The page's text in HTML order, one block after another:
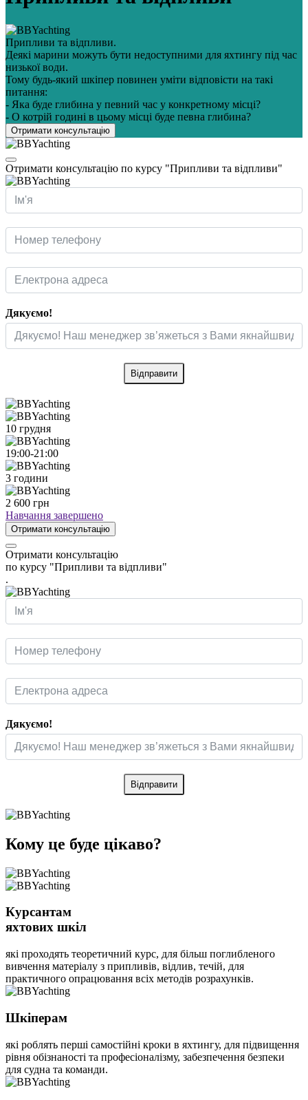
Припливи та відпливи.
Деякі марини можуть бути недоступними для яхтингу під час
низької води.
Тому будь-який шкіпер повинен уміти відповісти на такі
питання:
- Яка буде глибина у певний час у конкретному місці?
- О котрій годині в цьому місці буде певна глибина?
Отримати консультацію
Отримати консультацію по курсу "Припливи та відпливи"
Дякуємо!
Відправити
10 грудня
19:00-21:00
3 години
2 600 грн
Навчання завершено
Отримати консультацію
Отримати консультацію
по курсу "Припливи та відпливи"
.
Дякуємо!
Відправити
Кому це буде цікаво?
Курсантам
яхтових шкіл
які проходять теоретичний курс, для більш поглибленого
вивчення матеріалу з припливів, відлив, течій, для
практичного опрацювання всіх методів розрахунків.
Шкіперам
які роблять перші самостійні кроки в яхтингу, для підвищення
рівня обізнаності та професіоналізму, забезпечення безпеки
для судна та команди.